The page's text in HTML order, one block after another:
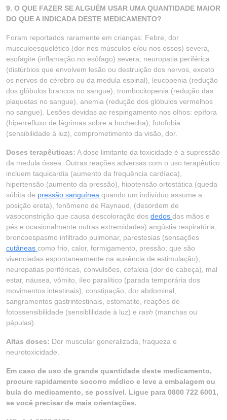
9. O QUE FAZER SE ALGUÉM USAR UMA QUANTIDADE MAIOR
DO QUE A INDICADA DESTE MEDICAMENTO?
Foram reportados raramente em crianças: Febre, dor
musculoesquelético (dor nos músculos e/ou nos ossos) severa,
esofagite (inflamação no esôfago) severa, neuropatia periférica
(distúrbios que envolvem lesão ou destruição dos nervos, exceto
os nervos do cérebro ou da medula espinal), leucopenia (redução
dos glóbulos brancos no sangue), trombocitopenia (redução das
plaquetas no sangue), anemia (redução dos glóbulos vermelhos
no sangue). Lesões devidas ao respingamento nos olhos: epífora
(hiperrefluxo de lágrimas sobre a bochecha), fotofobia
(sensibilidade à luz), comprometimento da visão, dor.
Doses terapêuticas: A dose limitante da toxicidade é a supressão
da medula óssea. Outras reações adversas com o uso terapêutico
incluem taquicardia (aumento da frequência cardíaca),
hipertensão (aumento da pressão), hipotensão ortostática (queda
súbita de pressão sanguínea quando um indivíduo assume a
posição ereta), fenômeno de Raynaud, (desordem de
vasoconstrição que causa descoloração dos dedos das mãos e
pés e ocasionalmente outras extremidades) angústia respiratória,
broncoespasmo infiltrado pulmonar, parestesias (sensações
cutâneas como frio, calor, formigamento, pressão; que são
vivenciadas espontaneamente na ausência de estimulação),
neuropatias periféricas, convulsões, cefaleia (dor de cabeça), mal
estar, náusea, vômito, íleo paralítico (parada temporária dos
movimentos intestinais), constipação, dor abdominal,
sangramentos gastrintestinais, estomatite, reações de
fotossensibilidade (sensiblilidade à luz) e rash (manchas ou
pápulas).
Altas doses: Dor muscular generalizada, fraqueza e
neurotoxicidade.
Em caso de uso de grande quantidade deste medicamento,
procure rapidamente socorro médico e leve a embalagem ou
bula do medicamento, se possível. Ligue para 0800 722 6001,
se você precisar de mais orientações.